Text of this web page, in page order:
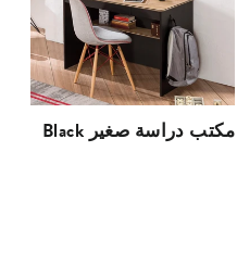
Black مكتب دراسة صغير